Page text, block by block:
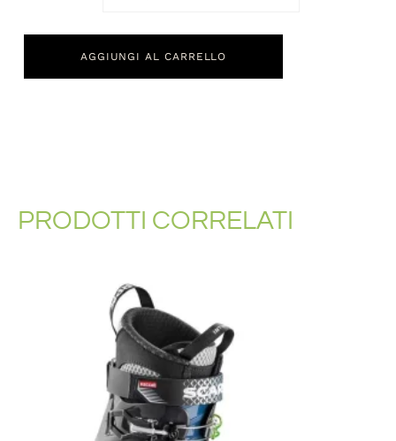
AGGIUNGI AL CARRELLO
PRODOTTI CORRELATI